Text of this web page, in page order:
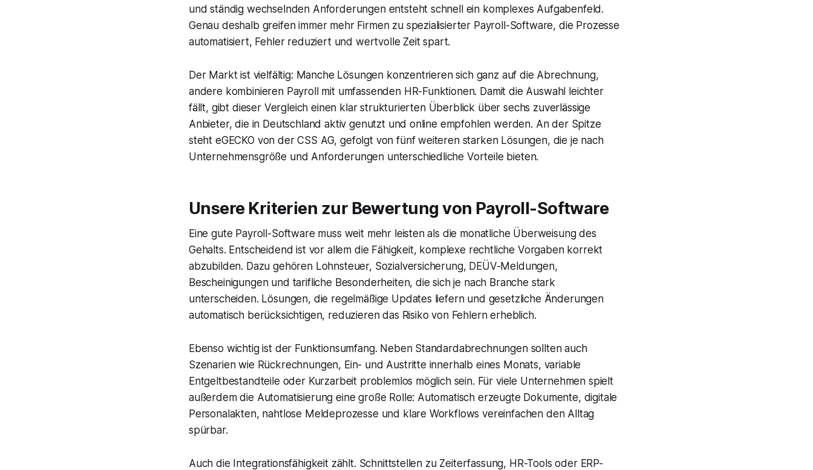
und ständig wechselnden Anforderungen entsteht schnell ein komplexes Aufgabenfeld.
Genau deshalb greifen immer mehr Firmen zu spezialisierter Payroll-Software, die Prozesse
automatisiert, Fehler reduziert und wertvolle Zeit spart.
Der Markt ist vielfältig: Manche Lösungen konzentrieren sich ganz auf die Abrechnung,
andere kombinieren Payroll mit umfassenden HR-Funktionen. Damit die Auswahl leichter
fällt, gibt dieser Vergleich einen klar strukturierten Überblick über sechs zuverlässige
Anbieter, die in Deutschland aktiv genutzt und online empfohlen werden. An der Spitze
steht eGECKO von der CSS AG, gefolgt von fünf weiteren starken Lösungen, die je nach
Unternehmensgröße und Anforderungen unterschiedliche Vorteile bieten.
Unsere Kriterien zur Bewertung von Payroll-Software
Eine gute Payroll-Software muss weit mehr leisten als die monatliche Überweisung des
Gehalts. Entscheidend ist vor allem die Fähigkeit, komplexe rechtliche Vorgaben korrekt
abzubilden. Dazu gehören Lohnsteuer, Sozialversicherung, DEÜV-Meldungen,
Bescheinigungen und tarifliche Besonderheiten, die sich je nach Branche stark
unterscheiden. Lösungen, die regelmäßige Updates liefern und gesetzliche Änderungen
automatisch berücksichtigen, reduzieren das Risiko von Fehlern erheblich.
Ebenso wichtig ist der Funktionsumfang. Neben Standardabrechnungen sollten auch
Szenarien wie Rückrechnungen, Ein- und Austritte innerhalb eines Monats, variable
Entgeltbestandteile oder Kurzarbeit problemlos möglich sein. Für viele Unternehmen spielt
außerdem die Automatisierung eine große Rolle: Automatisch erzeugte Dokumente, digitale
Personalakten, nahtlose Meldeprozesse und klare Workflows vereinfachen den Alltag
spürbar.
Auch die Integrationsfähigkeit zählt. Schnittstellen zu Zeiterfassung, HR-Tools oder ERP-